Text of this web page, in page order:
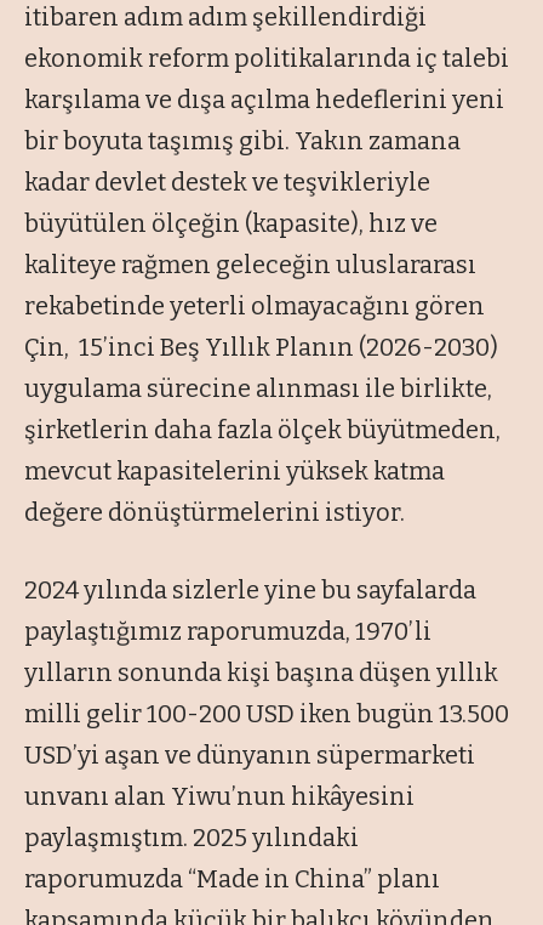
itibaren adım adım şekillendirdiği
ekonomik reform politikalarında iç talebi
karşılama ve dışa açılma hedeflerini yeni
bir boyuta taşımış gibi. Yakın zamana
kadar devlet destek ve teşvikleriyle
büyütülen ölçeğin (kapasite), hız ve
kaliteye rağmen geleceğin uluslararası
rekabetinde yeterli olmayacağını gören
Çin, 15’inci Beş Yıllık Planın (2026-2030)
uygulama sürecine alınması ile birlikte,
şirketlerin daha fazla ölçek büyütmeden,
mevcut kapasitelerini yüksek katma
değere dönüştürmelerini istiyor.
2024 yılında sizlerle yine bu sayfalarda
paylaştığımız raporumuzda, 1970’li
yılların sonunda kişi başına düşen yıllık
milli gelir 100-200 USD iken bugün 13.500
USD’yi aşan ve dünyanın süpermarketi
unvanı alan Yiwu’nun hikâyesini
paylaşmıştım. 2025 yılındaki
raporumuzda “Made in China” planı